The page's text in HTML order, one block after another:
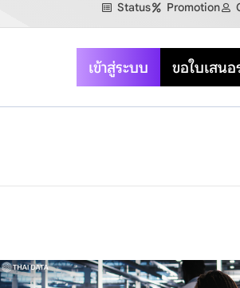
Status Promotion
เข้าสู่ระบบ ขอใบเสนอ